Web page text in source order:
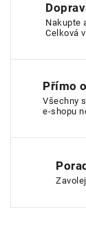
Nakupte
Celková
Přímo
Všechny
e-shopu